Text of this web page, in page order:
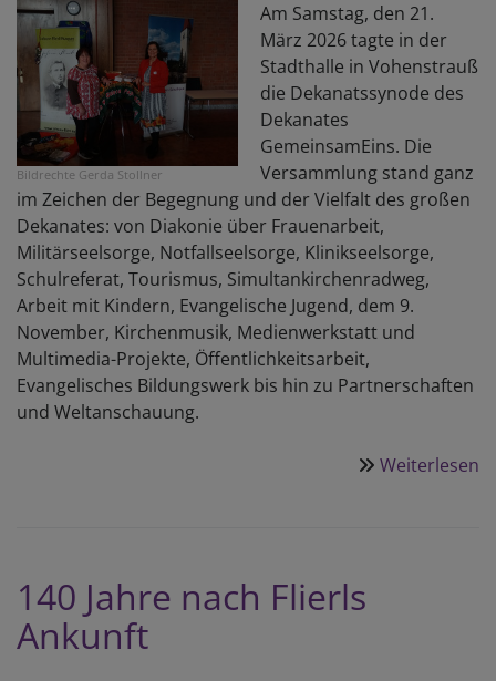
Bildrechte Gerda Stollner
Am Samstag, den 21.
März 2026 tagte in der
Stadthalle in Vohenstrauß
die Dekanatssynode des
Dekanates
GemeinsamEins. Die
Versammlung stand ganz
im Zeichen der Begegnung und der Vielfalt des großen
Dekanates: von Diakonie über Frauenarbeit,
Militärseelsorge, Notfallseelsorge, Klinikseelsorge,
Schulreferat, Tourismus, Simultankirchenradweg,
Arbeit mit Kindern, Evangelische Jugend, dem 9.
November, Kirchenmusik, Medienwerkstatt und
Multimedia-Projekte, Öffentlichkeitsarbeit,
Evangelisches Bildungswerk bis hin zu Partnerschaften
und Weltanschauung.
Weiterlesen
140 Jahre nach Flierls
Ankunft